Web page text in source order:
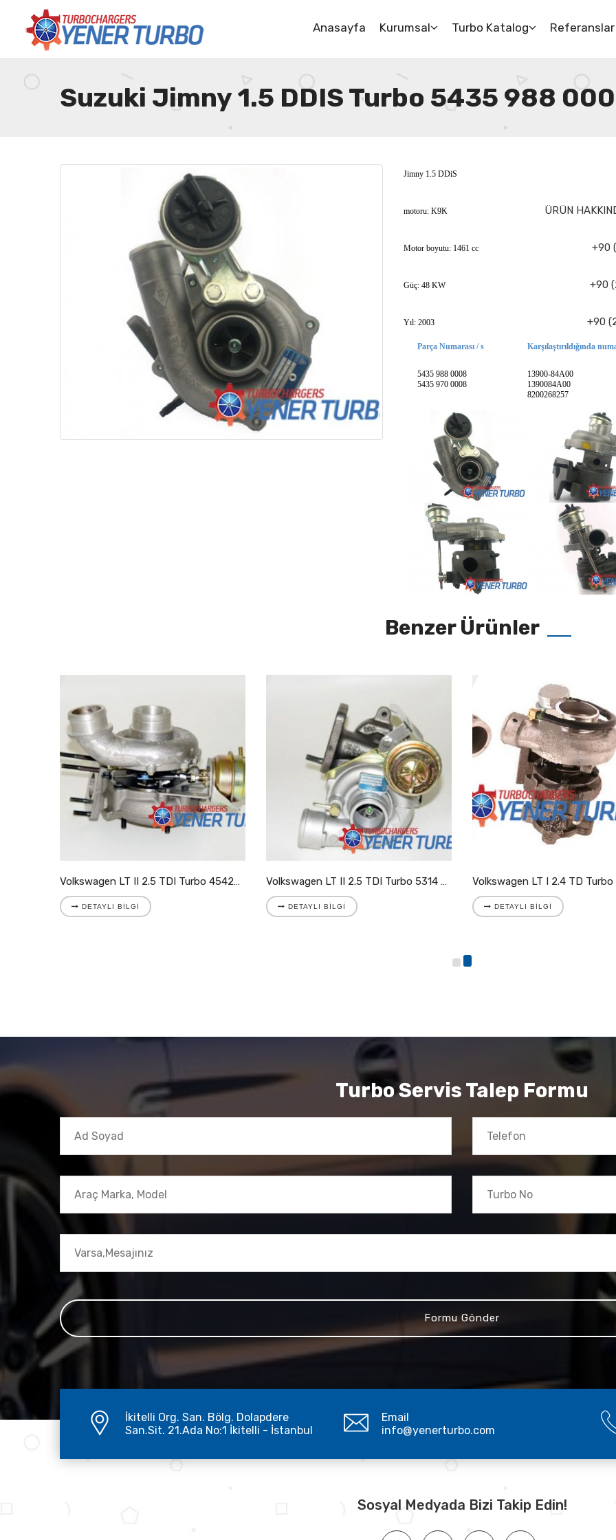
Anasayfa Kurumsal Turbo Katalog Referanslar
Suzuki Jimny 1.5 DDIS Turbo 5435 988
Jimny 1.5 DDiS
motoru: K9K ÜRÜN
Motor boyutu: 1461 cc +90
Güç: 48 KW +90
Yıl: 2003 +90
Parça Numarası / s
5435 988 0008
5435 970 0008
Karşılaştırıldığında
13900-84A00
1390084A00
8200268257
Benzer Ürünler
Volkswagen LT II 2.5 TDI Turbo 454205-9007S
DETAYLI BILGI
Volkswagen LT II 2.5 TDI Turbo 5314 988 7025
DETAYLI BILGI DETAYLI BILGI
Turbo Servis Talep Formu
İkitelli Org. San. Bölg. Dolapdere
San.Sit. 21.Ada No:1 İkitelli - İstanbul
Email
info@yenerturbo.com
Sosyal Medyada Bizi Takip Edin!